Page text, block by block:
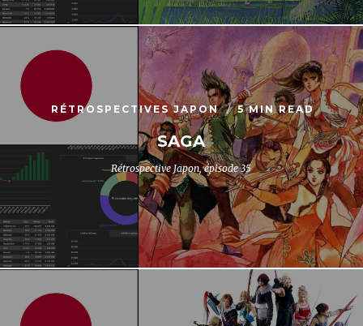
RÉTROSPECTIVES JAPON 5 MIN READ
SAGA
Rétrospective Japon, épisode 35